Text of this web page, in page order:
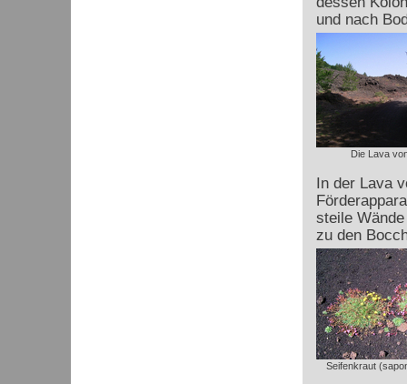
und nach
Die Lava
In der Lava
steile
zu den
Seifenkraut